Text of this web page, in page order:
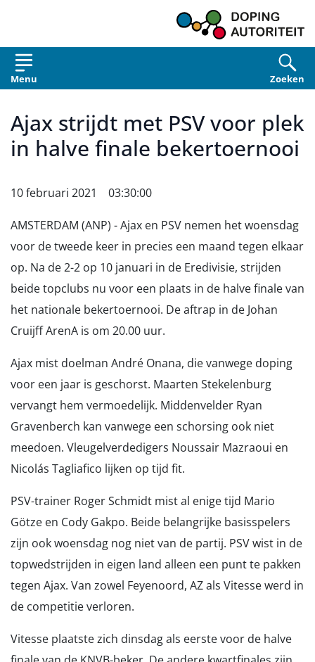
Menu Zoeken
Ajax strijdt met PSV voor plek
in halve finale bekertoernooi
10 februari 2021 03:30:00
AMSTERDAM (ANP) - Ajax en PSV nemen het woensdag
voor de tweede keer in precies een maand tegen elkaar
op. Na de 2-2 op 10 januari in de Eredivisie, strijden
beide topclubs nu voor een plaats in de halve finale van
het nationale bekertoernooi. De aftrap in de Johan
Cruijff ArenA is om 20.00 uur.
Ajax mist doelman André Onana, die vanwege doping
voor een jaar is geschorst. Maarten Stekelenburg
vervangt hem vermoedelijk. Middenvelder Ryan
Gravenberch kan vanwege een schorsing ook niet
meedoen. Vleugelverdedigers Noussair Mazraoui en
Nicolás Tagliafico lijken op tijd fit.
PSV-trainer Roger Schmidt mist al enige tijd Mario
Götze en Cody Gakpo. Beide belangrijke basisspelers
zijn ook woensdag nog niet van de partij. PSV wist in de
topwedstrijden in eigen land alleen een punt te pakken
tegen Ajax. Van zowel Feyenoord, AZ als Vitesse werd in
de competitie verloren.
Vitesse plaatste zich dinsdag als eerste voor de halve